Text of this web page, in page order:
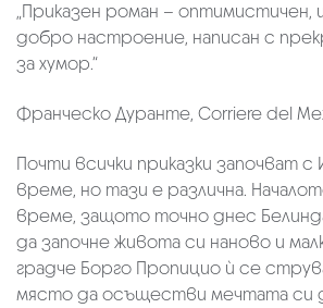
„Приказен роман –
добро настроение, написан с
за хумор.“
Франческо Дуранте, Corriere del
Почти всички приказки започват с
време, но тази е различна.
време, защото точно днес
да започне живота си наново и
градче Борго Пропицио ѝ се
място да осъществи мечтата си